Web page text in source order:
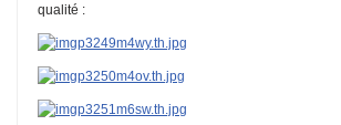
qualité :